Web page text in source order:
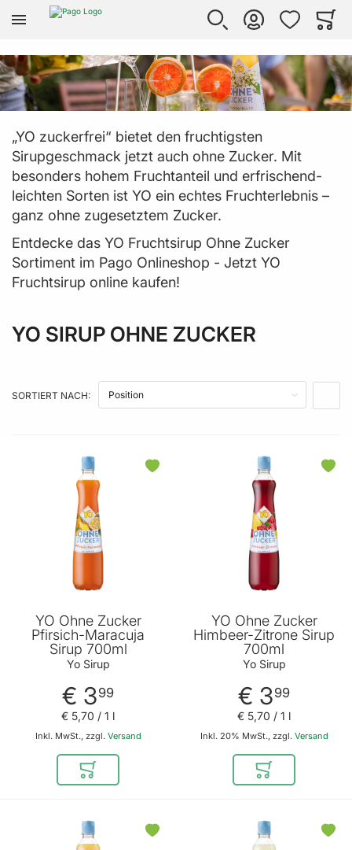
Zur Homepage
SUCHE
KONTO WUNSCHLISTE
„YO zuckerfrei“ bietet den fruchtigsten
Sirupgeschmack jetzt auch ohne Zucker. Mit
besonders hohem Fruchtanteil und erfrischend-
leichten Sorten ist YO ein echtes Fruchterlebnis –
ganz ohne zugesetztem Zucker.
Entdecke das YO Fruchtsirup Ohne Zucker
Sortiment im Pago Onlineshop - Jetzt YO
Fruchtsirup online kaufen!
YO SIRUP OHNE ZUCKER
SORTIERT NACH:
YO Ohne Zucker
Pfirsich-Maracuja
Sirup 700ml
Yo Sirup
€ 399
Inkl. MwSt., zzgl. Versand
€ 5,70 / 1 l
In den Warenkorb
YO Ohne Zucker
Himbeer-Zitrone Sirup
700ml
Yo Sirup
€ 399
Inkl. 20% MwSt., zzgl. Versand
€ 5,70 / 1 l
In den